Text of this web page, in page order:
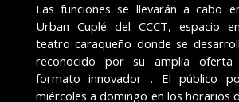
Las funciones se llevarán a cabo
Urban Cuplé del CCCT, espacio
teatro caraqueño donde se
reconocido por su amplia
formato innovador . El público
miércoles a domingo en los horarios